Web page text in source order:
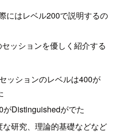
にはレベル200で説明するの
ッションを優しく紹介する
ッションのレベルは400が
がDistinguishedがでた
な研究、理論的基礎などなど